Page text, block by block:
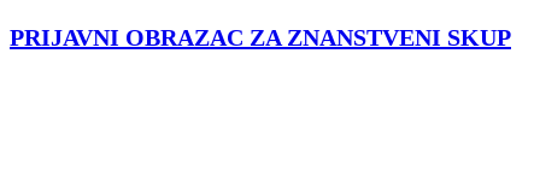
PRIJAVNI OBRAZAC ZA ZNANSTVENI SKUP